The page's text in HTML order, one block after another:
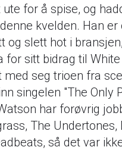
for å spise, og
kvelden. Han er
og slett hot i
for sitt bidrag til
seg trioen fra
singelen "The Only
har forøvrig
The Undertones,
så det var